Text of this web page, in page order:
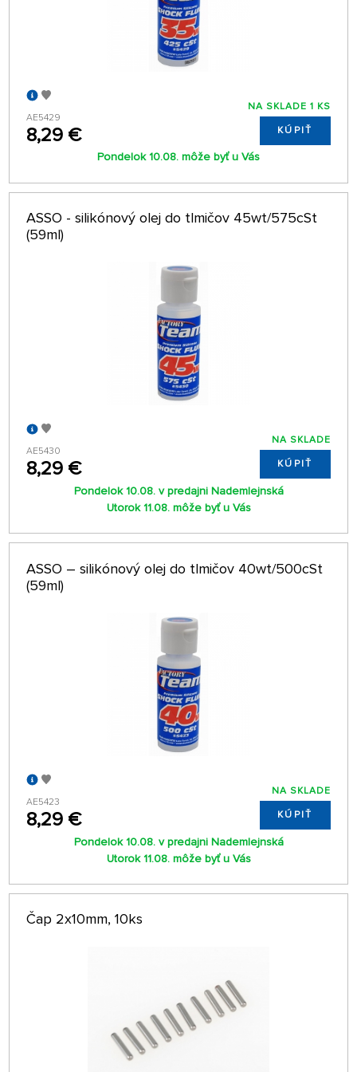
AE5429
8,29 €
NA SKLADE 1 KS
KÚPIŤ
Pondelok 10.08. môže byť u Vás
ASSO - silikónový olej do tlmičov 45wt/575cSt
(59ml)
AE5430
8,29 €
NA SKLADE
KÚPIŤ
Pondelok 10.08. v predajni Nademlejnská
Utorok 11.08. môže byť u Vás
ASSO – silikónový olej do tlmičov 40wt/500cSt
(59ml)
AE5423
8,29 €
NA SKLADE
KÚPIŤ
Pondelok 10.08. v predajni Nademlejnská
Utorok 11.08. môže byť u Vás
Čap 2x10mm, 10ks